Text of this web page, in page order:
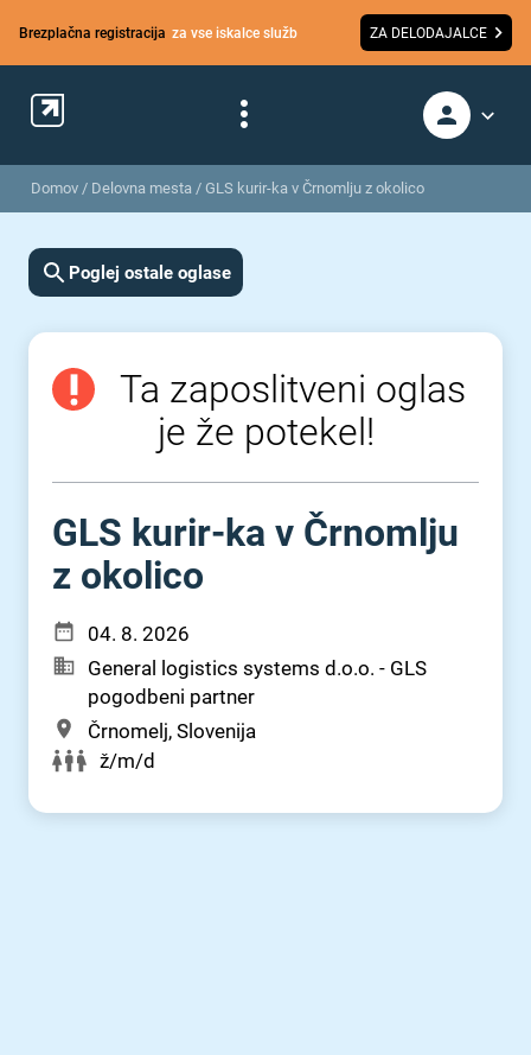
Brezplačna registracija za vse iskalce služb ZA DELODAJALCE
Domov / Delovna mesta / GLS kurir-ka v Črnomlju z okolico
Poglej ostale oglase
Ta zaposlitveni oglas
je že potekel!
GLS kurir-ka v Črnomlju
z okolico
04. 8. 2026
General logistics systems d.o.o. - GLS
pogodbeni partner
Črnomelj, Slovenija
ž/m/d